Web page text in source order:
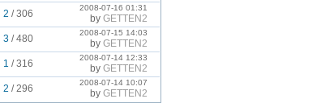
2 /306
2008-07-16 01:31
by GETTEN2
3/480
2008-07-15 14:03
by GETTEN2
1 /316
2008-07-14 12:33
by GETTEN2
2 /296
2008-07-14 10:07
by GETTEN2